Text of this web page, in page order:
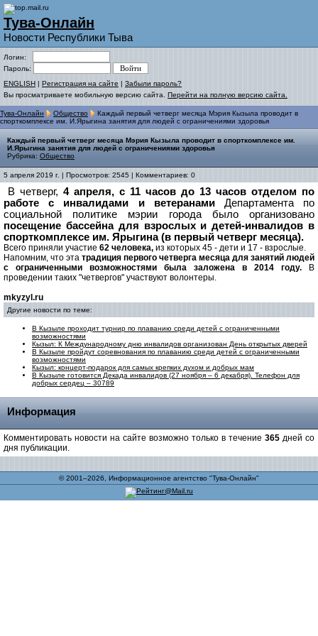
Тува-Онлайн
Новости Республики Тыва
Логин:
Пароль:
ENGLISH | Регистрация на сайте | Забыли пароль?
Вы просматриваете мобильную версию сайта. Перейти на полную версию сайта.
Тува-Онлайн Общество
Каждый первый четверг месяца Мэрия Кызыла проводит в
спорткомплексе им. И.Ярыгина занятия для людей с ограничениями здоровья
Каждый первый четверг месяца Мэрия Кызыла проводит в спорткомплексе им.
И.Ярыгина занятия для людей с ограничениями здоровья
Рубрика: Общество
5 апреля 2019 г. | Просмотров: 2545 | Комментариев: 0
В четверг, 4 апреля, с 11 часов до 13 часов отделом по
работе с инвалидами и ветеранами Департамента по
социальной политике мэрии города было организовано
посещение бассейна для взрослых и детей-инвалидов в
спорткомплексе им. Ярыгина (в первый четверг месяца).
Всего приняли участие 62 человека, из которых 45 - дети и 17 - взрослые.
Напомним, что эта традиция первого четверга месяца для занятий людей
с ограниченными возможностями была заложена в 2014 году. В
проведении таких "четвергов" участвуют волонтеры.
mkyzyl.ru
Другие новости по теме:
В Кызыле проходит турнир по плаванию среди детей с ограниченными
возможностями
Кызыл: К Международному дню инвалидов организован День открытых дверей
В Кызыле пройдут соревнования по плаванию среди детей с ограниченными
возможностями
Кызыл: концерт-подарок для самых крепких духом и добрых мам
В Кызыле готовится Декада инвалидов (27 ноября – 6 декабря). Телефон для
добрых сердец – 30789
Информация
Комментировать новости на сайте возможно только в течение 365 дней со
дня публикации.
© 2001–2026, Информационное агентство "Тува-Онлайн"